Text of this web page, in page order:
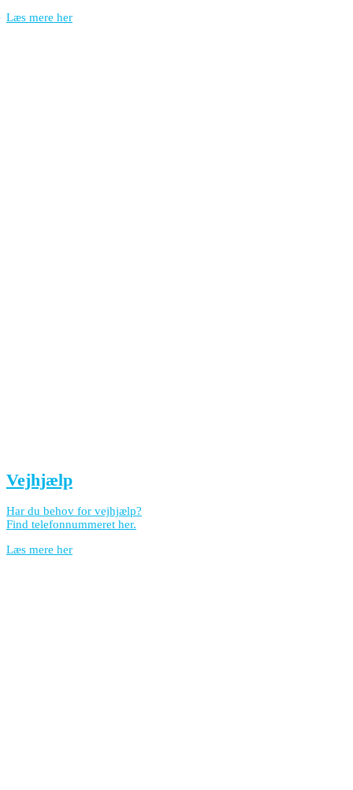
Læs mere her
Vejhjælp
Har du behov for vejhjælp?
Find telefonnummeret her.
Læs mere her